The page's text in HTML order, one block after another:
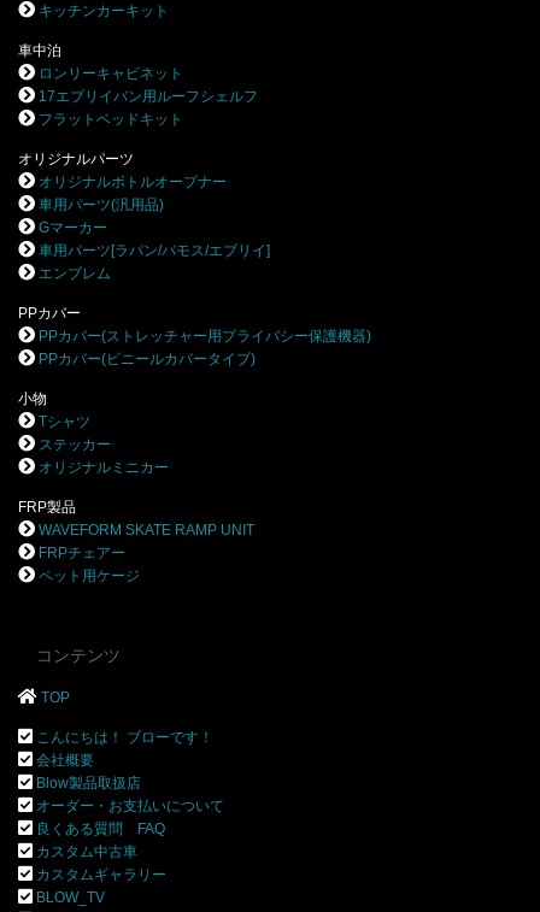
キッチンカーキット
車中泊
ロンリーキャビネット
17エブリイバン用ルーフシェルフ
フラットベッドキット
オリジナルパーツ
オリジナルボトルオープナー
車用パーツ(汎用品)
Gマーカー
車用パーツ[ラパン/バモス/エブリイ]
エンブレム
PPカバー
PPカバー(ストレッチャー用プライバシー保護機器)
PPカバー(ビニールカバータイプ)
小物
Tシャツ
ステッカー
オリジナルミニカー
FRP製品
WAVEFORM SKATE RAMP UNIT
FRPチェアー
ペット用ケージ
コンテンツ
TOP
こんにちは！ ブローです！
会社概要
Blow製品取扱店
オーダー・お支払いについて
良くある質問 FAQ
カスタム中古車
カスタムギャラリー
BLOW_TV